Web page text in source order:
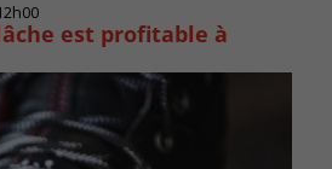
est profitable à